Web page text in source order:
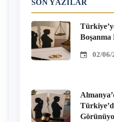
SON YAZILAR
Boşanma
02/06/